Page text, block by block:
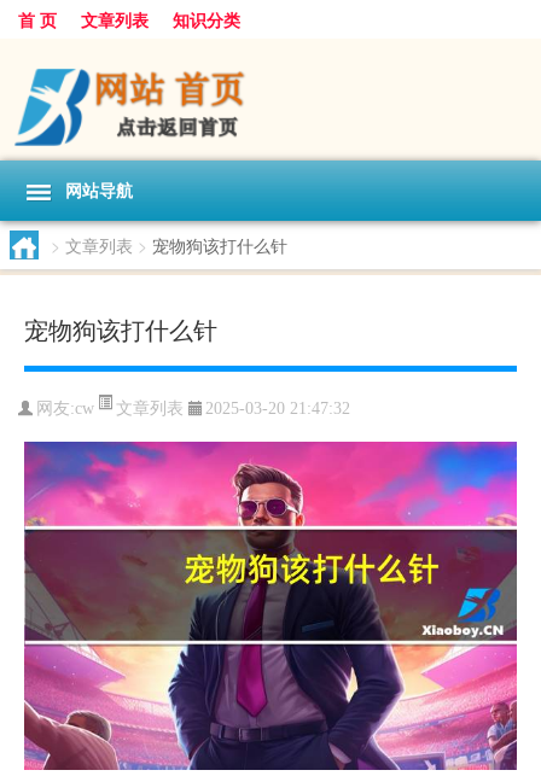
首 页 文章列表 知识分类
网站导航
> 文章列表 > 宠物狗该打什么针
宠物狗该打什么针
网友:cw 文章列表 2025-03-20 21:47:32